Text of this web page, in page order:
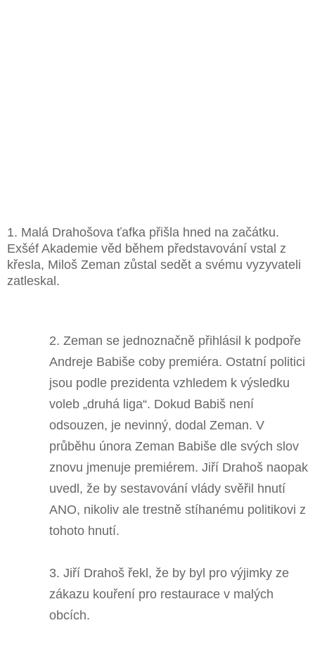
1. Malá Drahošova ťafka přišla hned na začátku.
Exšéf Akademie věd během představování vstal z
křesla, Miloš Zeman zůstal sedět a svému vyzyvateli
zatleskal.
2. Zeman se jednoznačně přihlásil k podpoře
Andreje Babiše coby premiéra. Ostatní politici
jsou podle prezidenta vzhledem k výsledku
voleb „druhá liga“. Dokud Babiš není
odsouzen, je nevinný, dodal Zeman. V
průběhu února Zeman Babiše dle svých slov
znovu jmenuje premiérem. Jiří Drahoš naopak
uvedl, že by sestavování vlády svěřil hnutí
ANO, nikoliv ale trestně stíhanému politikovi z
tohoto hnutí.
3. Jiří Drahoš řekl, že by byl pro výjimky ze
zákazu kouření pro restaurace v malých
obcích.